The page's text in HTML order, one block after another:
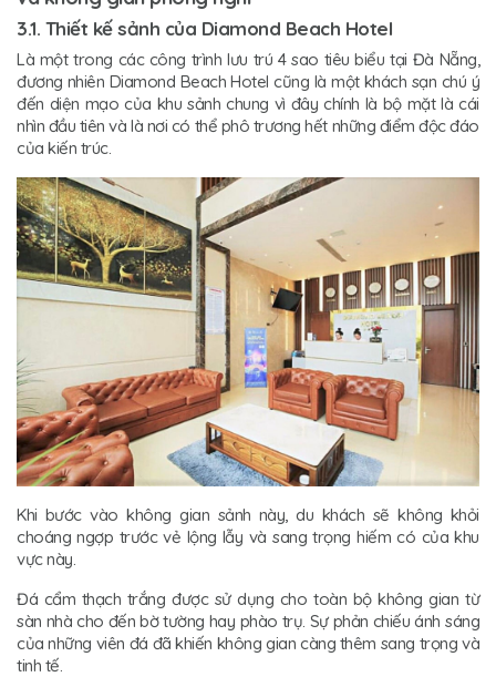
3.1. Thiết kế sảnh của Diamond Beach Hotel
Là một trong các công trình lưu trú 4 sao tiêu biểu tại Đà Nẵng,
đương nhiên Diamond Beach Hotel cũng là một khách sạn chú ý
đến diện mạo của khu sảnh chung vì đây chính là bộ mặt là cái
nhìn đầu tiên và là nơi có thể phô trương hết những điểm độc đáo
của kiến trúc.
Khi bước vào không gian sảnh này, du khách sẽ không khỏi
choáng ngợp trước vẻ lộng lẫy và sang trọng hiếm có của khu
vực này.
Đá cẩm thạch trắng được sử dụng cho toàn bộ không gian từ
sàn nhà cho đến bờ tường hay phào trụ. Sự phản chiếu ánh sáng
của những viên đá đã khiến không gian càng thêm sang trọng và
tinh tế.